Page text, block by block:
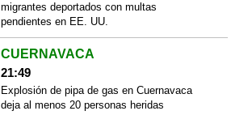
migrantes deportados con multas
pendientes en EE. UU.
CUERNAVACA
21:49
Explosión de pipa de gas en Cuernavaca
deja al menos 20 personas heridas